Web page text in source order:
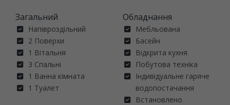
Загальний
Напівроздільний
2 Поверхи
1 Вітальня
3 Спальні
1 Ванна кімната
1 Туалет
Обладнання
Мебльована
Басейн
Відкрита кухня
Побутова техніка
Індивідуальне гаряче
водопостачання
Встановлено